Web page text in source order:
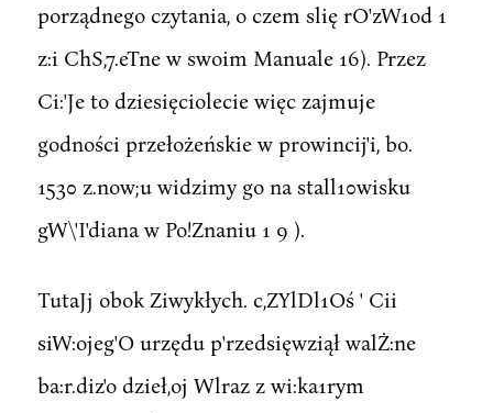
porządnego czytania, o czem slię rO'zW1od 1
z:i ChS,7.eTne w swoim Manuale 16). Przez
Ci:'Je to dziesięciolecie więc zajmuje
godności przełożeńskie w prowincij'i, bo.
1530 z.now;u widzimy go na stall10wisku
gW\'I'diana w Po!Znaniu 1 9 ).
TutaJj obok Ziwykłych. c,ZYlDl1Oś ' Cii
siW:ojeg'O urzędu p'rzedsięwziął walŻ:ne
ba:r.diz'o dzieł,oj Wlraz z wi:ka1rym